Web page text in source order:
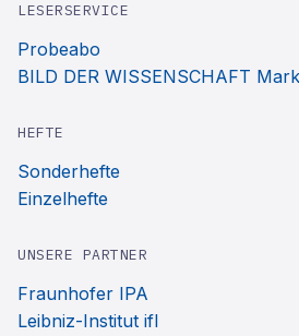
LESERSERVICE
Probeabo
BILD DER WISSENSCHAFT
HEFTE
Sonderhefte
Einzelhefte
UNSERE PARTNER
Fraunhofer IPA
Leibniz-Institut ifl